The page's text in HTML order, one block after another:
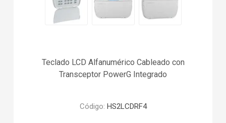
Teclado LCD Alfanumérico Cableado con
Transceptor PowerG Integrado
Código: HS2LCDRF4